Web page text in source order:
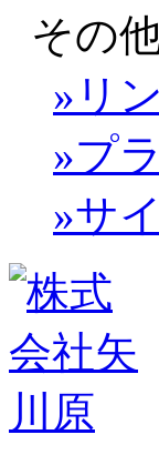
その
»リ
»プ
»サ